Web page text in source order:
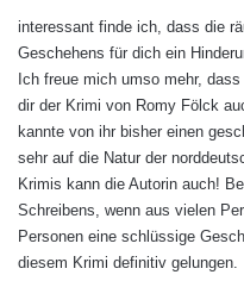
t
:
interessant finde ich, dass die
Geschehens für dich ein
Ich freue mich umso mehr,
dir der Krimi von Romy Fölck
kannte von ihr bisher einen
sehr auf die Natur der
Krimis kann die Autorin auch!
Schreibens, wenn aus vielen
Personen eine schlüssige
diesem Krimi definitiv gelungen.